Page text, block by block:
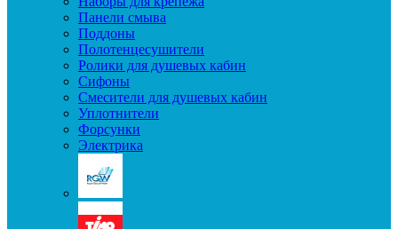
Панели смыва
Поддоны
Полотенцесушители
Ролики для душевых кабин
Сифоны
Смесители для душевых кабин
Уплотнители
Форсунки
Электрика